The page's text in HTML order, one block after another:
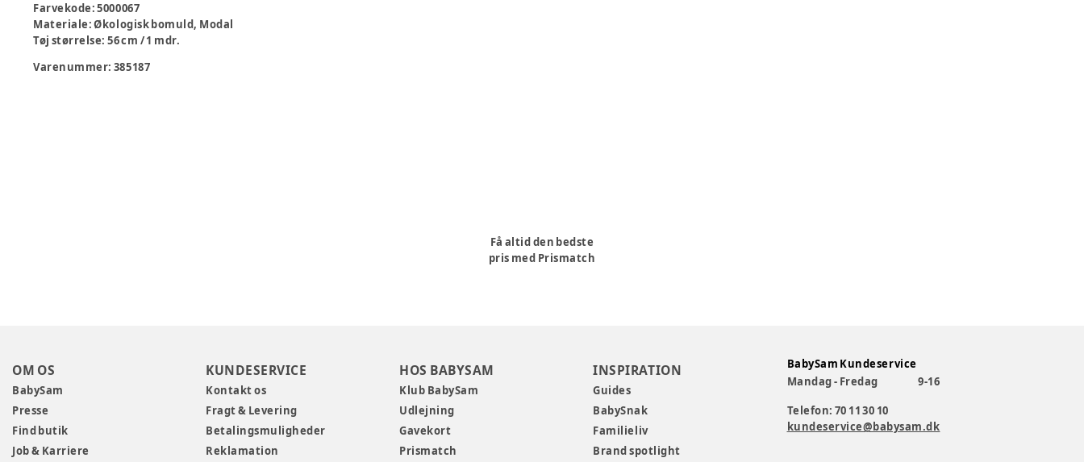
Farvekode:5000067
Materiale:Økologisk bomuld, Modal
Tøj størrelse:56 cm / 1 mdr.
Varenummer: 385187
Få altid den bedste
pris med Prismatch
OM OS
BabySam
Presse
Find butik
Job & Karriere
KUNDESERVICE
Kontakt os
Fragt & Levering
Betalingsmuligheder
Reklamation
HOS BABYSAM
Klub BabySam
Udlejning
Gavekort
Prismatch
INSPIRATION
Guides
BabySnak
Familieliv
Brand spotlight
BabySam Kundeservice
Mandag - Fredag
9-16
Telefon: 70 11 30 10
kundeservice@babysam.dk